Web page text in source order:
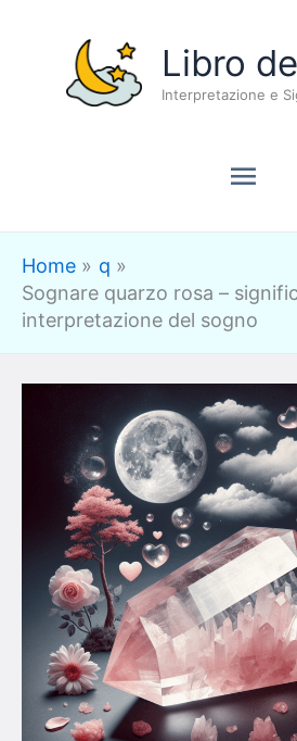
contenuto
Libro
Interpretazione e
Home
q
Sognare quarzo rosa –
interpretazione del sogno